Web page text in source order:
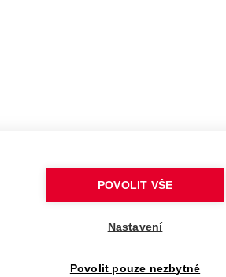
POVOLIT VŠE
Nastavení
Povolit pouze nezbytné